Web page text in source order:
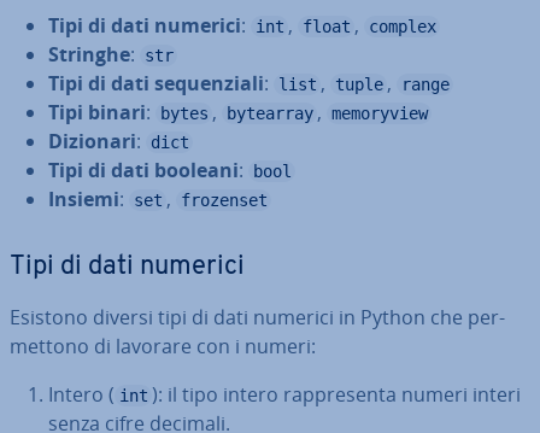
Tipi di dati numerici: int , float , complex
Stringhe: str
Tipi di dati se­quen­zia­li: list , tuple , range
Tipi binari: bytes , bytearray , memoryview
Dizionari: dict
Tipi di dati booleani: bool
Insiemi: set , frozenset
Tipi di dati numerici
Esistono diversi tipi di dati numerici in Python che per­
met­to­no di lavorare con i numeri:
Intero ( int ): il tipo intero rap­pre­sen­ta numeri interi
senza cifre decimali.